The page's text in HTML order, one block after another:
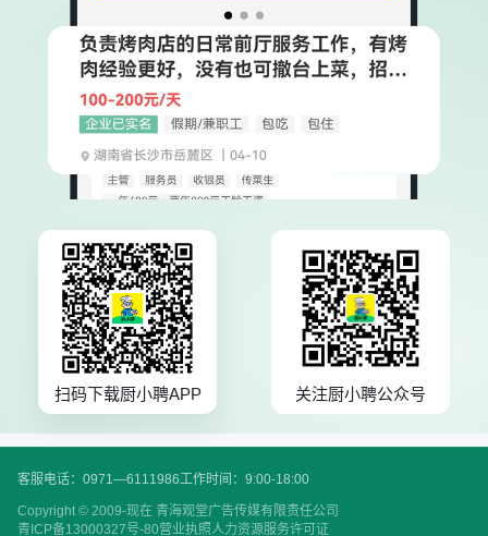
扫码下载厨小聘APP 关注厨小聘公众号
客服电话：0971—6111986工作时间：9:00-18:00
Copyright © 2009-现在 青海观堂广告传媒有限责任公司
青ICP备13000327号-80营业执照人力资源服务许可证